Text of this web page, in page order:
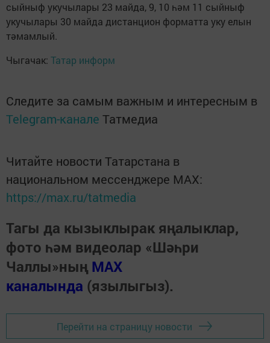
сыйныф укучылары 23 майда, 9, 10 һәм 11 сыйныф
укучылары 30 майда дистанцион форматта уку елын
тәмамлый.
Чыгачак: Татар информ
Следите за самым важным и интересным в
Telegram-канале Татмедиа
Читайте новости Татарстана в
национальном мессенджере MАХ:
https://max.ru/tatmedia
Тагы да кызыклырак яңалыклар,
фото һәм видеолар «Шәһри
Чаллы»ның MAX
каналында (язылыгыз).
Перейти на страницу новости